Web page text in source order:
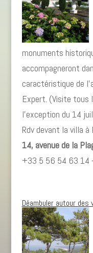
monuments
accompagneront
caractéristique de
Expert. (Visite tous
l’exception du 14
Rdv devant la villa à
14, avenue de la
+33 5 56 54 63 14
Déambuler autour des